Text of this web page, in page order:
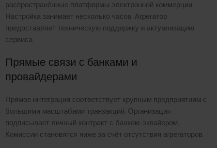
распространённые платформы электронной коммерции.
Настройка занимает несколько часов. Агрегатор
предоставляет техническую поддержку и актуализацию
сервиса.
Прямые связи с банками и
провайдерами
Прямое интеграция соответствует крупным предприятиям с
большими масштабами транзакций. Организация
подписывает личный контракт с банком-эквайером.
Комиссии становятся ниже за счёт отсутствия агрегаторов.